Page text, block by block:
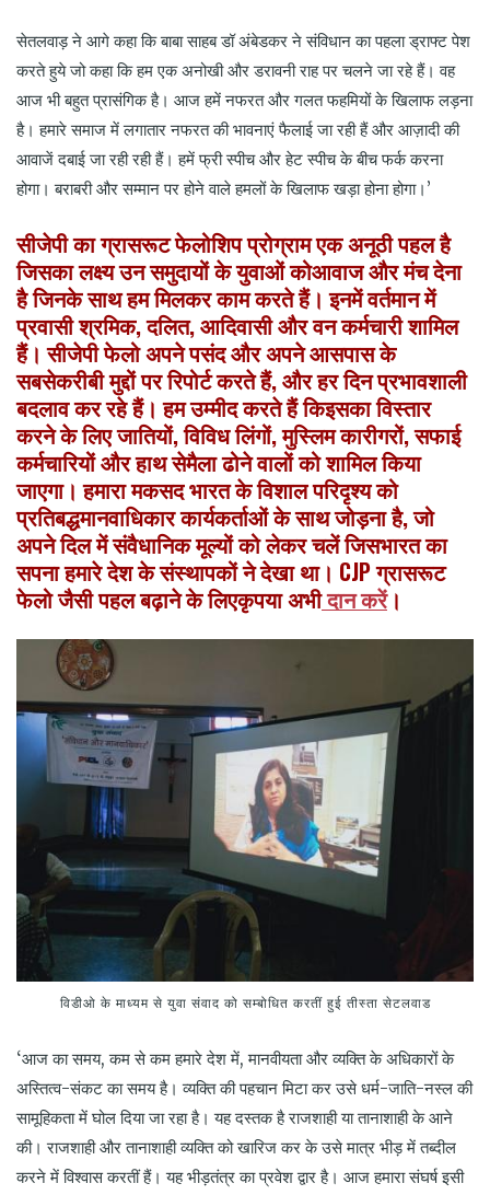
सेतलवाड़ ने आगे कहा कि बाबा साहब डॉ अंबेडकर ने संविधान का पहला ड्राफ्ट पेश
करते हुये जो कहा कि हम एक अनोखी और डरावनी राह पर चलने जा रहे हैं। वह
आज भी बहुत प्रासंगिक है। आज हमें नफरत और गलत फहमियों के खिलाफ लड़ना
है। हमारे समाज में लगातार नफरत की भावनाएं फैलाई जा रही हैं और आज़ादी की
आवाजें दबाई जा रही रही हैं। हमें फ्री स्पीच और हेट स्पीच के बीच फर्क करना
होगा। बराबरी और सम्मान पर होने वाले हमलों के खिलाफ खड़ा होना होगा।’
सीजेपीकाग्रासरूटफेलोशिपप्रोग्रामएकअनूठीपहलहै
जिसकालक्ष्यउनसमुदायोंकेयुवाओंकोआवाजऔरमंचदेना
हैजिनकेसाथहममिलकरकामकरतेहैं। इनमेंवर्तमानमें
प्रवासीश्रमिक,दलित,आदिवासीऔरवनकर्मचारीशामिल
हैं। सीजेपीफेलोअपनेपसंदऔरअपनेआसपासके
सबसेकरीबीमुद्दोंपररिपोर्टकरतेहैं,औरहरदिनप्रभावशाली
बदलावकररहेहैं। हमउम्मीदकरतेहैंकिइसकाविस्तार
करनेकेलिएजातियों,विविधलिंगों,मुस्लिमकारीगरों,सफाई
कर्मचारियोंऔरहाथसेमैलाढोनेवालोंकोशामिलकिया
जाएगा। हमारामकसदभारतकेविशालपरिदृश्यको
प्रतिबद्धमानवाधिकारकार्यकर्ताओंकेसाथजोड़नाहै,जो
अपनेदिलमेंसंवैधानिकमूल्योंकोलेकरचलेंजिसभारतका
सपनाहमारेदेशकेसंस्थापकोंनेदेखा था। CJPग्रासरूट
फेलोजैसीपहलबढ़ानेकेलिएकृपयाअभीदान करें।
विडीओ के माध्यम से युवा संवाद को सम्बोधित करतीं हुई तीस्ता सेटलवाड
‘आज का समय, कम से कम हमारे देश में, मानवीयता और व्यक्ति के अधिकारों के
अस्तित्व-संकट का समय है। व्यक्ति की पहचान मिटा कर उसे धर्म-जाति-नस्ल की
सामूहिकता में घोल दिया जा रहा है। यह दस्तक है राजशाही या तानाशाही के आने
की। राजशाही और तानाशाही व्यक्ति को खारिज कर के उसे मात्र भीड़ में तब्दील
करने में विश्वास करतीं हैं। यह भीड़तंत्र का प्रवेश द्वार है। आज हमारा संघर्ष इसी